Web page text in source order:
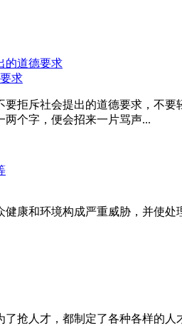
求
拒斥社会提出的道德要求，不
个字，便会招来一片骂声...
康和环境构成严重威胁，并使
抢人才，都制定了各种各样的